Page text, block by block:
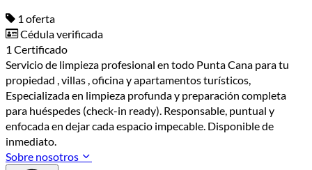
1 oferta
Cédula verificada
1 Certificado
Servicio de limpieza profesional en todo Punta Cana para tu
propiedad , villas , oficina y apartamentos turísticos,
Especializada en limpieza profunda y preparación completa
para huéspedes (check-in ready). Responsable, puntual y
enfocada en dejar cada espacio impecable. Disponible de
inmediato.
Sobre nosotros